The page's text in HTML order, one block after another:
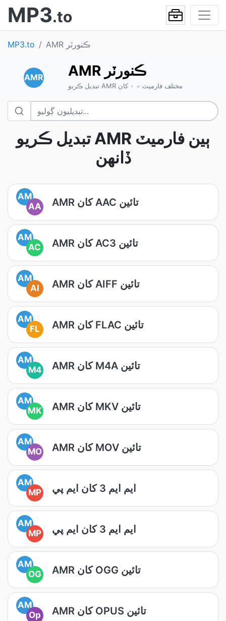
MP3.to
MP3.to AMR ڪنورٽر
AMR AMR ڪنورٽر
تبديل ڪريو AMR مختلف فارميٽ ۾ ۽ کان
تبديل ڪريو AMR ٻين فارميٽ
ڏانهن
AM
AA
AMR کان AAC تائين
AM
AC
AMR کان AC3 تائين
AM
AI
AMR کان AIFF تائين
AM
FL
AMR کان FLAC تائين
AM
M4
AMR کان M4A تائين
AM
MK
AMR کان MKV تائين
AM
MO
AMR کان MOV تائين
AM
MP
ايم ايم 3 کان ايم پي
AM
MP
ايم ايم 3 کان ايم پي
AM
OG
AMR کان OGG تائين
AM
Op
AMR کان OPUS تائين